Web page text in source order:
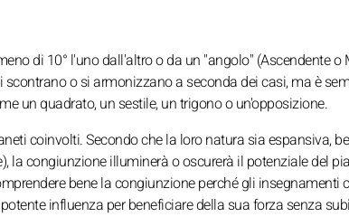
di 10° l'uno dall'altro o da un "angolo" (Ascendente o
o si armonizzano a seconda dei casi, ma è
un quadrato, un sestile, un trigono o un'opposizione.
coinvolti. Secondo che la loro natura sia espansiva,
la congiunzione illuminerà o oscurerà il potenziale del
bene la congiunzione perché gli insegnamenti
influenza per beneficiare della sua forza senza